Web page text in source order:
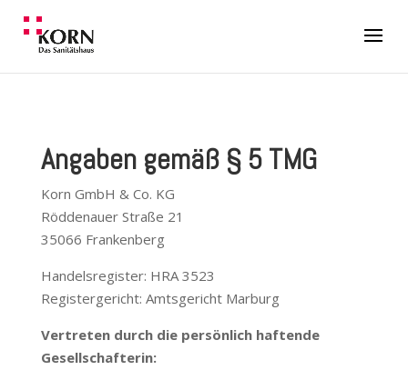
Angaben gemäß § 5 TMG
Korn GmbH & Co. KG
Röddenauer Straße 21
35066 Frankenberg
Handelsregister: HRA 3523
Registergericht: Amtsgericht Marburg
Vertreten durch die persönlich haftende
Gesellschafterin: